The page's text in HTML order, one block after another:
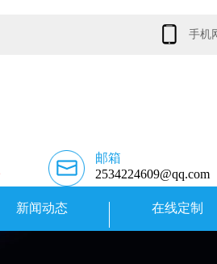
手机
邮箱
2534224609@qq.com
新闻动态 在线定制